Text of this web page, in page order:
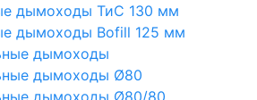
дымоходы ТиС 130 мм
дымоходы Bofill 125 мм
дымоходы
дымоходы Ø80
дымоходы Ø80/80